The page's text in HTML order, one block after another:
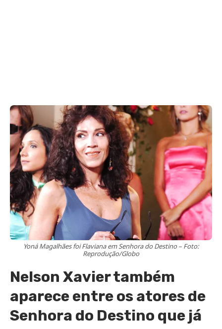
Yoná Magalhães foi Flaviana em Senhora do Destino – Foto:
Reprodução/Globo
Nelson Xavier também
aparece entre os atores de
Senhora do Destino que já